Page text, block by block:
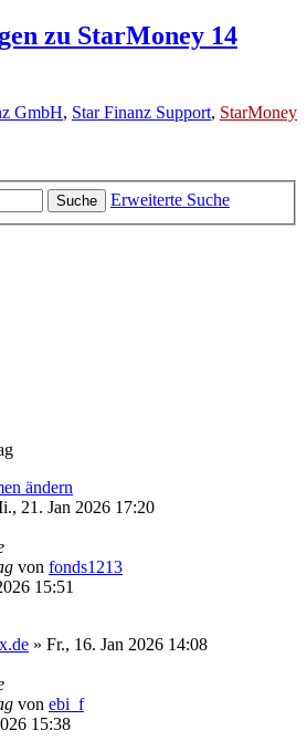
zu StarMoney 14
GmbH, Star Finanz Support, StarMoney
Suche
Erweiterte Suche
ändern
21. Jan 2026 17:20
von fonds1213
15:51
» Fr., 16. Jan 2026 14:08
von ebi_f
15:38